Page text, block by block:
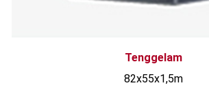
Tenggelam
82x55x1,5m